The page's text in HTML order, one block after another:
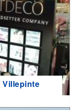
Villepinte